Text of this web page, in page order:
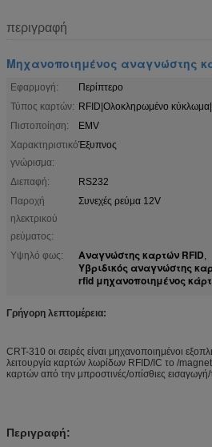
περιγραφή
Μηχανοποιημένος αναγνώστης
Εφαρμογή:
Περίπτερο
Τύπος καρτών: RFID|Ολοκληρωμένο
Πιστοποίηση:
EMV
Χαρακτηριστικό
γνώρισμα:
Έξυπνος
Διεπαφή:
RS232
Παροχή
ηλεκτρικού
ρεύματος:
Συνεχές ρεύμα 12V
Υψηλό φως: Αναγνώστης καρτών RFID,
Υβριδικός αναγνώστης
rfid μηχανοποιημένος
Γρήγορη λεπτομέρεια:
CRT-310 οι σειρές είναι μηχανοποιημένοι
λειτουργία καρτών λωρίδων RFID/IC το /
καρτών από την μπροστινές/οπίσθιες εισαγωγή/
Περιγραφή: